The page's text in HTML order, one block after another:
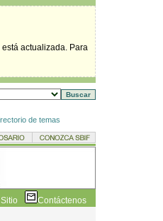
actualizada. Para
de temas
Contáctenos